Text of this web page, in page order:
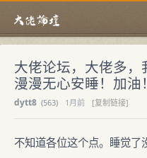
大佬论坛，大佬多
漫漫无心安睡！加油！
dytt8 (563) 1月前
[复制链接]
不知道各位这个点。睡觉了